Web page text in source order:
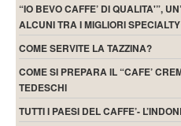
“IO BEVO CAFFE’ DI QUALITA'”,
ALCUNI TRA I MIGLIORI
COME SERVITE LA TAZZINA?
COME SI PREPARA IL “CAFE’
TEDESCHI
TUTTI I PAESI DEL CAFFE’-